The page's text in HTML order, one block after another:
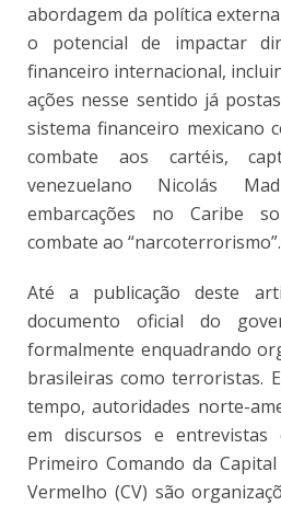
abordagem da política
o potencial de impactar
financeiro internacional,
ações nesse sentido já
sistema financeiro mexicano
combate aos cartéis,
venezuelano Nicolás
embarcações no Caribe
combate ao “narcoterrorismo”.
Até a publicação deste
documento oficial do
formalmente enquadrando
brasileiras como terroristas.
tempo, autoridades norte-
em discursos e
Primeiro Comando da
Vermelho (CV) são